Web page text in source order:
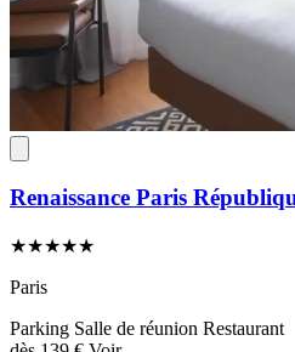
Renaissance Paris
★★★★★
Paris
Parking Salle de réunion Restaurant